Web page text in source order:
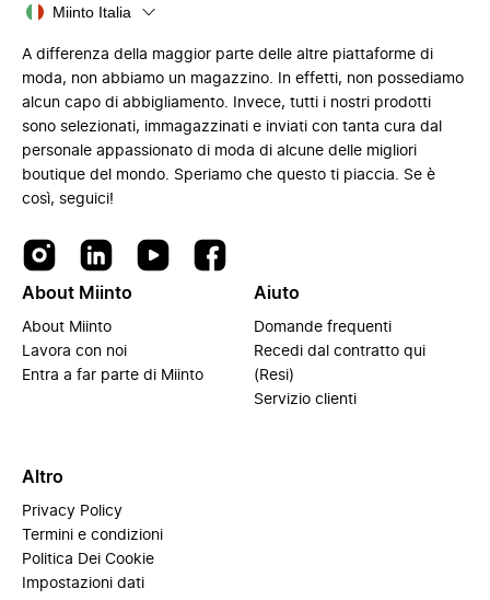
Miinto Italia
A differenza della maggior parte delle altre piattaforme di
moda, non abbiamo un magazzino. In effetti, non possediamo
alcun capo di abbigliamento. Invece, tutti i nostri prodotti
sono selezionati, immagazzinati e inviati con tanta cura dal
personale appassionato di moda di alcune delle migliori
boutique del mondo. Speriamo che questo ti piaccia. Se è
così, seguici!
About Miinto
About Miinto
Lavora con noi
Entra a far parte di Miinto
Aiuto
Domande frequenti
Recedi dal contratto qui
(Resi)
Servizio clienti
Altro
Privacy Policy
Termini e condizioni
Politica Dei Cookie
Impostazioni dati